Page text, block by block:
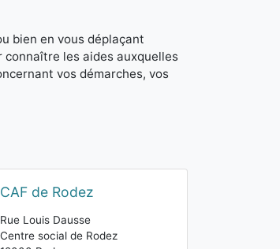
bien en vous déplaçant
connaître les aides auxquelles
vos démarches, vos
CAF de Rodez
Rue Louis Dausse
Centre social de Rodez